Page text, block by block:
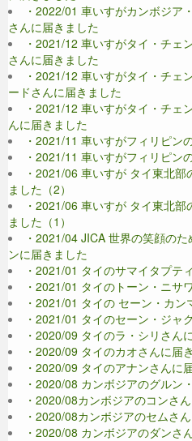
・2022/01 車いすがカンボジア
さんに届きました
・2021/12 車いすがタイ・チ
さんに届きました
・2021/12 車いすがタイ・チ
ードさんに届きました
・2021/12 車いすがタイ・チ
んに届きました
・2021/11 車いすがフィリピン
・2021/11 車いすがフィリピン
・2021/06 車いすが タイ東北
ました（2）
・2021/06 車いすが タイ東北
ました（1）
・2021/04 JICA 世界の笑顔の
ンに届きました
・2021/01 タイのサマイタプテ
・2021/01 タイのトーン・ニサ
・2021/01 タイの セーン・カ
・2021/01 タイのセーン・ジャ
・2020/09 タイのラ・シリさん
・2020/09 タイのカオさんに届
・2020/09 タイのアナンさんに
・2020/08 カンボジアのグルン
・2020/08カンボジアのコンさ
・2020/08カンボジアのセムさ
・2020/08 カンボジアのダンさ